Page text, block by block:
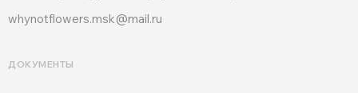
ДОКУМЕНТЫ
whynotflowers.msk@mail.ru